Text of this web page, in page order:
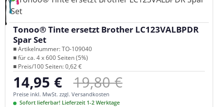
Tonoo® Tinte ersetzt Brother LC123VALBPDR
Spar Set
■ Artikelnummer: TO-109040
■ für ca. 4 x 600 Seiten (5%)
■ Preis/100 Seiten: 0,62 €
Verkaufspreis:
14,95 € Regulärer Preis:
19,80 €
Preise inkl. MwSt. zzgl. Versandkosten
Sofort lieferbar! Lieferzeit 1-2 Werktage